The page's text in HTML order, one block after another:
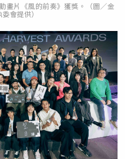
畫片《風的前奏》獲獎。（圖／金
委會提供）